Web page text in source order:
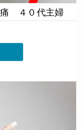
痛 ４０代主婦